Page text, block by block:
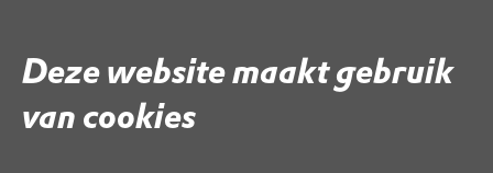
Deze website maakt gebruik
van cookies